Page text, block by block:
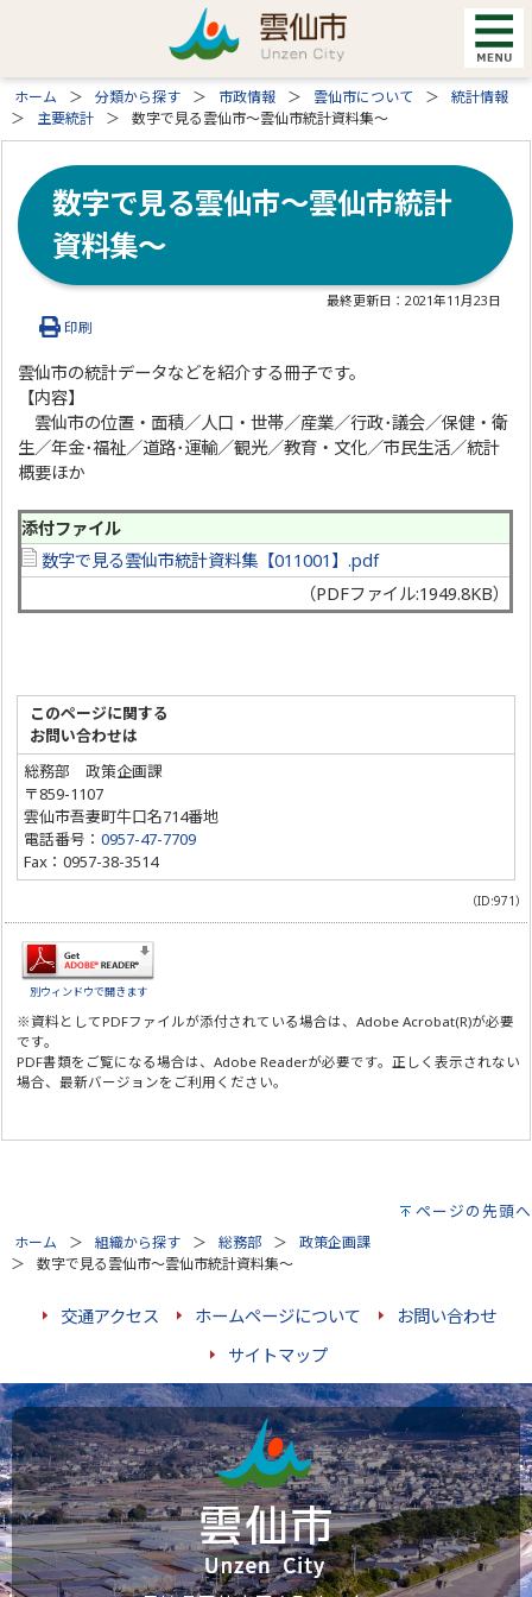
ホーム 分類から探す 市政情報 雲仙市について
統計情報
主要統計
数字で見る雲仙市～雲仙市統計資料集～
数字で見る雲仙市～雲仙市統計
資料集～
最終更新日：2021年11月23日
印刷
雲仙市の統計データなどを紹介する冊子です。
【内容】
雲仙市の位置・面積／人口・世帯／産業／行政･議会／保健・衛
生／年金･福祉／道路･運輸／観光／教育・文化／市民生活／統計
概要ほか
添付ファイル
数字で見る雲仙市統計資料集【011001】.pdf
（PDFファイル:1949.8KB）
このページに関する
お問い合わせは
総務部 政策企画課
〒859-1107
雲仙市吾妻町牛口名714番地
電話番号：0957-47-7709
Fax：0957-38-3514
（ID:971）
別ウィンドウで開きます
※資料としてPDFファイルが添付されている場合は、Adobe Acrobat(R)が必要
です。
PDF書類をご覧になる場合は、Adobe Readerが必要です。正しく表示されない
場合、最新バージョンをご利用ください。
ページの先頭へ
ホーム 組織から探す 総務部
政策企画課
数字で見る雲仙市～雲仙市統計資料集～
交通アクセス ホームページについて
お問い合わせ
サイトマップ